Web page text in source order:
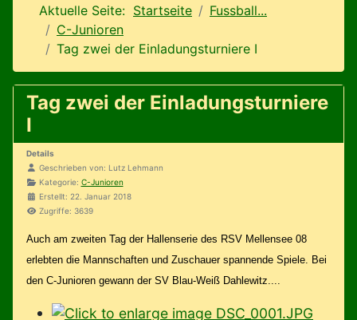
Aktuelle Seite: Startseite
Fussball...
C-Junioren
Tag zwei der Einladungsturniere I
Tag zwei der Einladungsturniere
I
Details
Geschrieben von: Lutz Lehmann
Kategorie: C-Junioren
Erstellt: 22. Januar 2018
Zugriffe: 3639
Auch am zweiten Tag der Hallenserie des RSV Mellensee 08
erlebten die Mannschaften und Zuschauer spannende Spiele. Bei
den C-Junioren gewann der SV Blau-Weiß Dahlewitz....